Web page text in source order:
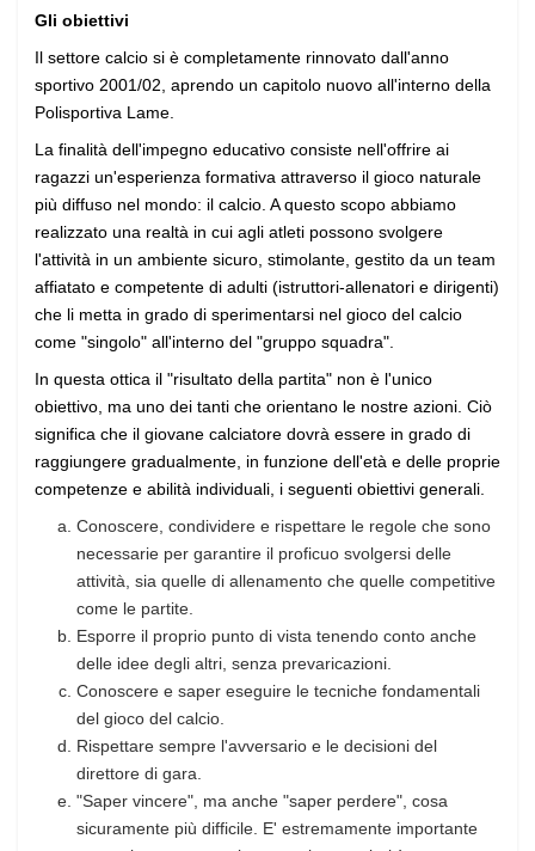
Gli obiettivi
Il settore calcio si è completamente rinnovato dall'anno
sportivo 2001/02, aprendo un capitolo nuovo all'interno della
Polisportiva Lame.
La finalità dell'impegno educativo consiste nell'offrire ai
ragazzi un'esperienza formativa attraverso il gioco naturale
più diffuso nel mondo: il calcio. A questo scopo abbiamo
realizzato una realtà in cui agli atleti possono svolgere
l'attività in un ambiente sicuro, stimolante, gestito da un team
affiatato e competente di adulti (istruttori-allenatori e dirigenti)
che li metta in grado di sperimentarsi nel gioco del calcio
come "singolo" all'interno del "gruppo squadra".
In questa ottica il "risultato della partita" non è l'unico
obiettivo, ma uno dei tanti che orientano le nostre azioni. Ciò
significa che il giovane calciatore dovrà essere in grado di
raggiungere gradualmente, in funzione dell'età e delle proprie
competenze e abilità individuali, i seguenti obiettivi generali.
Conoscere, condividere e rispettare le regole che sono
necessarie per garantire il proficuo svolgersi delle
attività, sia quelle di allenamento che quelle competitive
come le partite.
Esporre il proprio punto di vista tenendo conto anche
delle idee degli altri, senza prevaricazioni.
Conoscere e saper eseguire le tecniche fondamentali
del gioco del calcio.
Rispettare sempre l'avversario e le decisioni del
direttore di gara.
"Saper vincere", ma anche "saper perdere", cosa
sicuramente più difficile. E' estremamente importante